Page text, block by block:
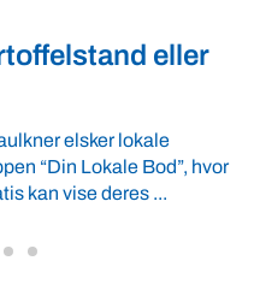
tilbyder ordnede forhold,
– også i usikre tider.